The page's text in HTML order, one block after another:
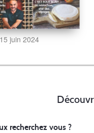
juin 2024
recherchez vous ?